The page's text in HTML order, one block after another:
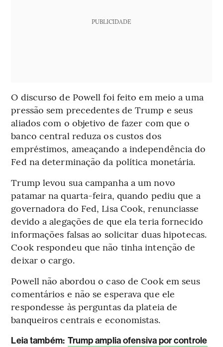
PUBLICIDADE
O discurso de Powell foi feito em meio a uma
pressão sem precedentes de Trump e seus
aliados com o objetivo de fazer com que o
banco central reduza os custos dos
empréstimos, ameaçando a independência do
Fed na determinação da política monetária.
Trump levou sua campanha a um novo
patamar na quarta-feira, quando pediu que a
governadora do Fed, Lisa Cook, renunciasse
devido a alegações de que ela teria fornecido
informações falsas ao solicitar duas hipotecas.
Cook respondeu que não tinha intenção de
deixar o cargo.
Powell não abordou o caso de Cook em seus
comentários e não se esperava que ele
respondesse às perguntas da plateia de
banqueiros centrais e economistas.
Leia também: Trump amplia ofensiva por controle